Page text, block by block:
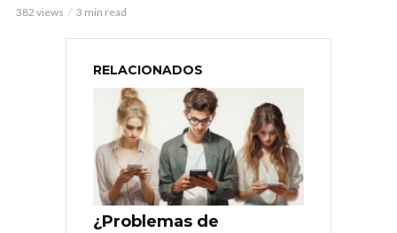
382 views 3 min read
RELACIONADOS
¿Problemas de